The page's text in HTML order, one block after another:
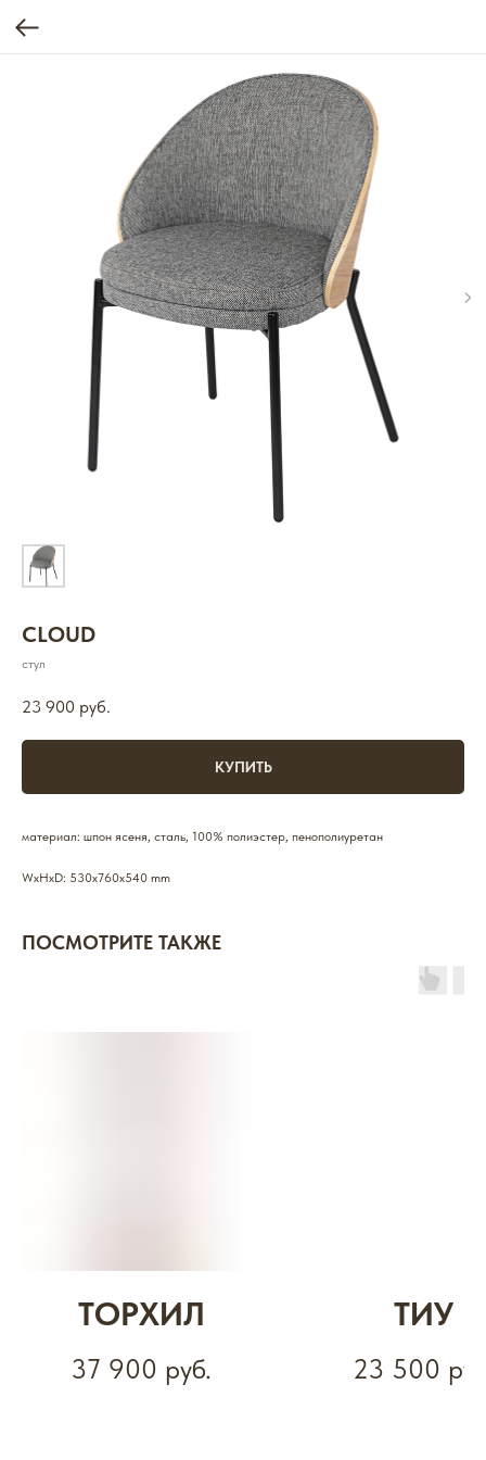
CLOUD
стул
23 900 руб.
КУПИТЬ
материал: шпон ясеня, сталь, 100% полиэстер, пенополиуретан
WxHxD: 530x760x540 mm
ПОСМОТРИТЕ ТАКЖЕ
ТОРХИЛ
37 900 руб.
ТИУ
23 500